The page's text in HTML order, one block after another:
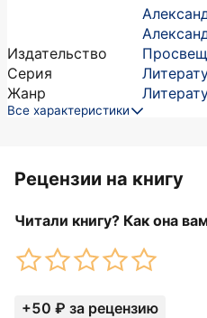
Издательство
Серия
Жанр
Все характеристики
Рецензии на книгу
Читали книгу? Как она
+50 ₽ за рецензию